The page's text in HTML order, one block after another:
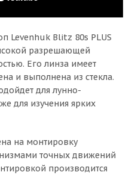
Levenhuk Blitz 80s PLUS
разрешающей
Его линза имеет
и выполнена из стекла.
для лунно-
для изучения ярких
на монтировку
точных движений
производится